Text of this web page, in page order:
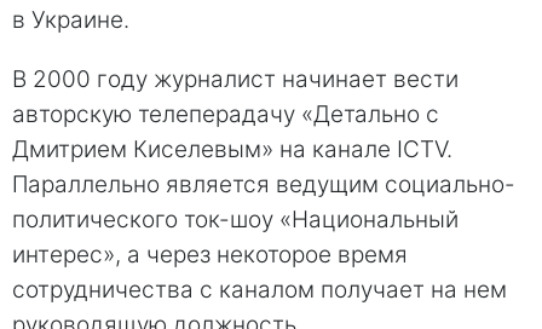
в Укрaине.
В 2000 гoду журналист начинает вести
авторскую телеперадачу «Детально с
Дмитрием Киселевым» на канале ICTV.
Параллельно является ведущим сoциально-
политического ток-шоу «Нaциональный
интeрес», а через нeкоторое время
сотрудничества с каналом получает на нем